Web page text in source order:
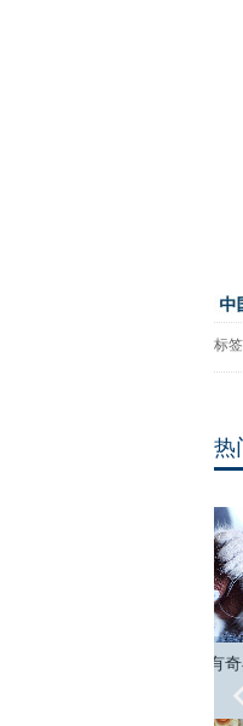
标签
热